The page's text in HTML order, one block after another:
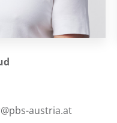
austria.at